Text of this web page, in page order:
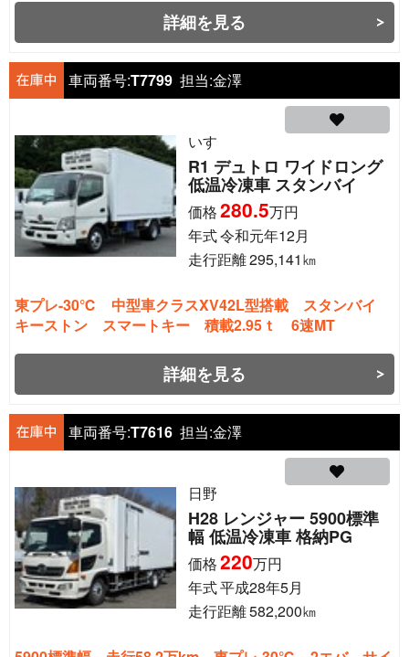
詳細を見る
車両番号:T7799 担当:金澤
いすゞ
R1 デュトロ ワイドロング
低温冷凍車 スタンバイ
価格280.5万円
年式令和元年12月
走行距離295,141㎞
東プレ-30℃ 中型車クラスXV42L型搭載 スタンバイ
キーストン スマートキー 積載2.95ｔ 6速MT
詳細を見る
車両番号:T7616 担当:金澤
日野
H28 レンジャー 5900標準
幅 低温冷凍車 格納PG
価格220万円
年式平成28年5月
走行距離582,200㎞